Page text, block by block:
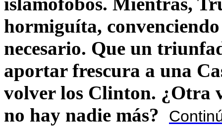
hormiguíta,
necesario. Que un
aportar frescura a una
volver los Clinton. ¿Otra
no hay nadie más?